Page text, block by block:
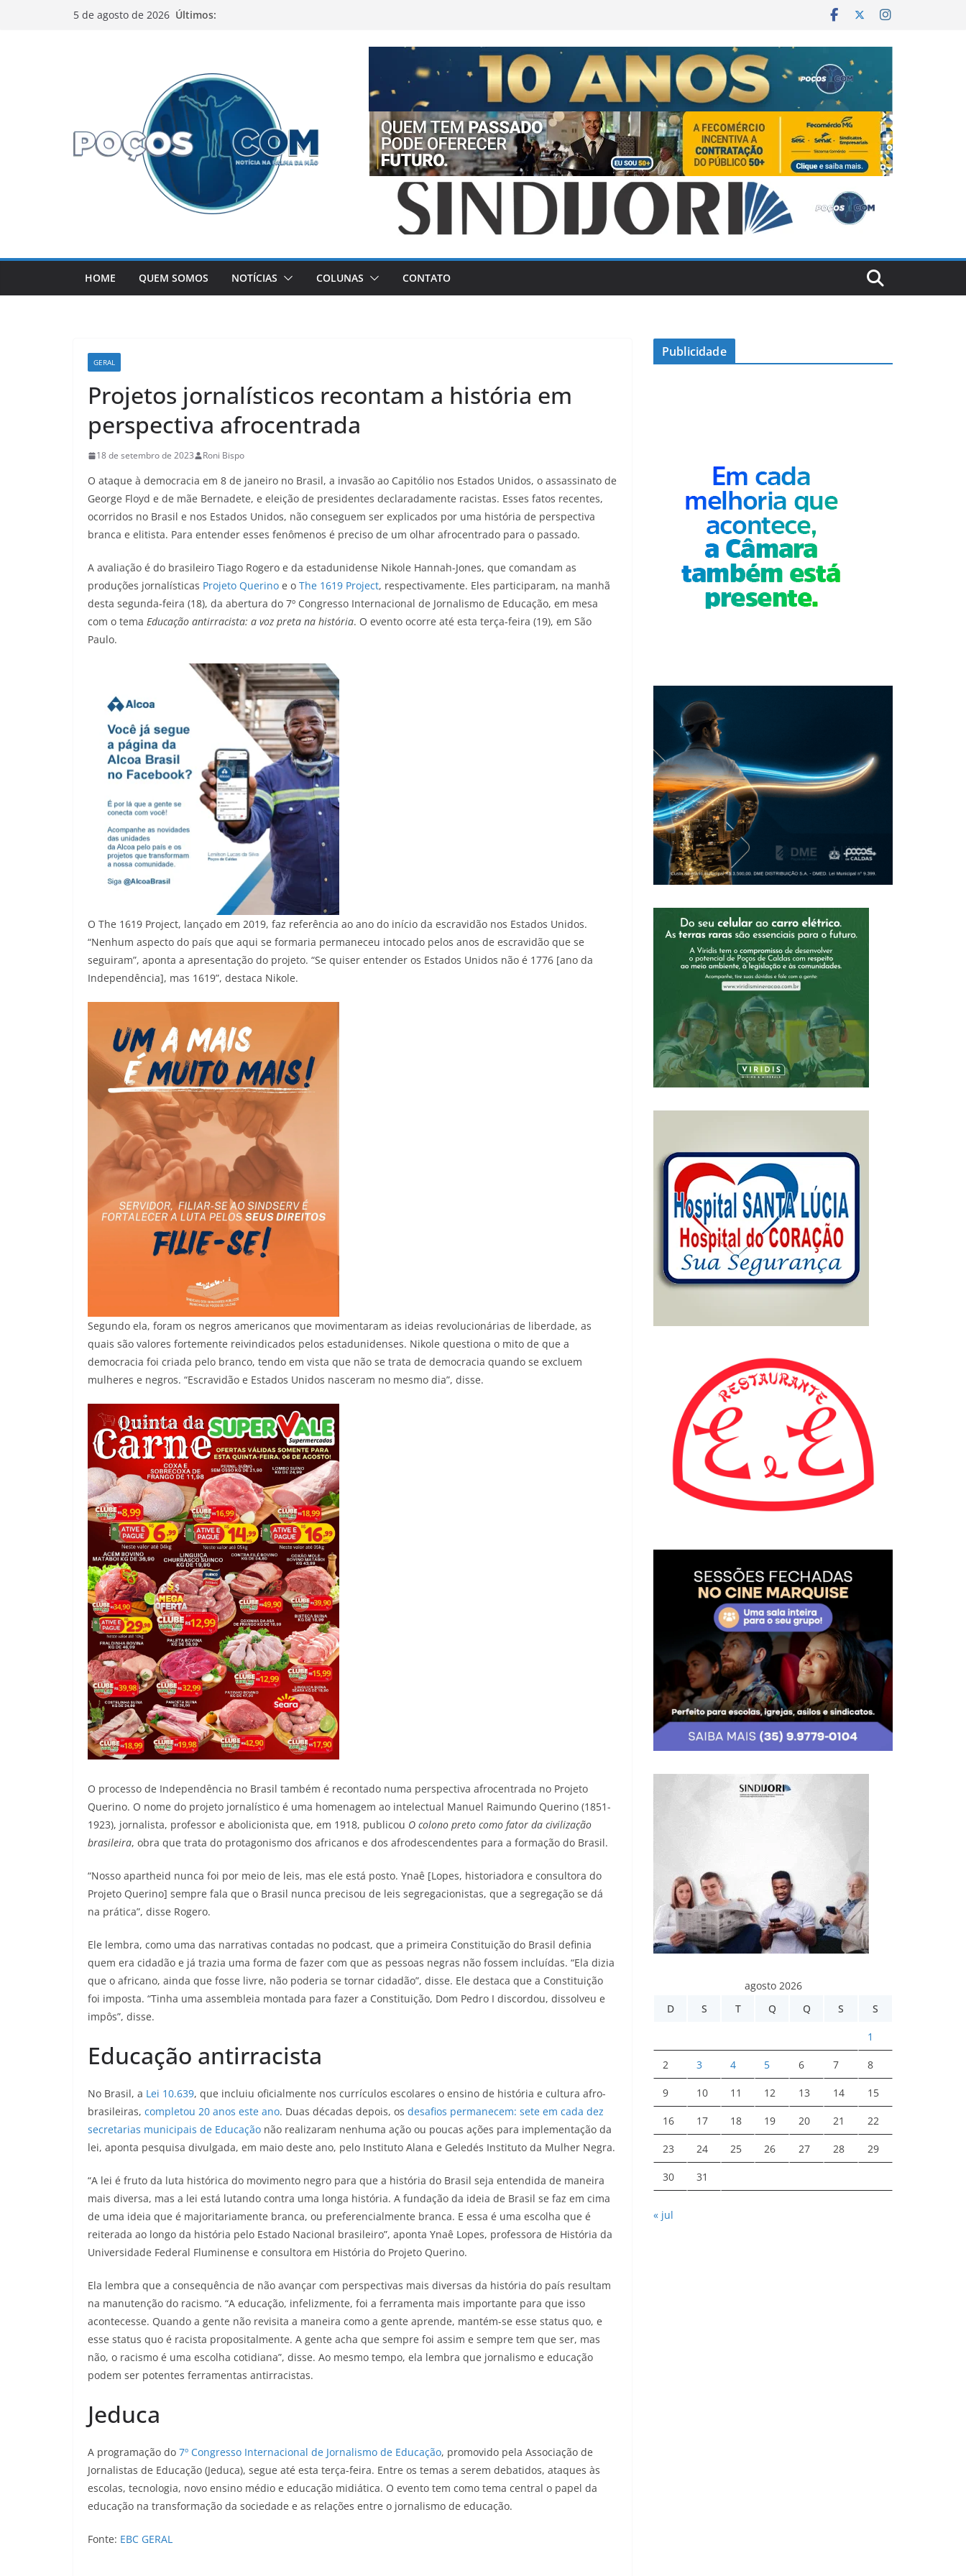
5 de agosto de 2026 Últimos:
HOME QUEM SOMOS NOTÍCIAS COLUNAS CONTATO
GERAL
Projetos jornalísticos recontam a história em
perspectiva afrocentrada
18 de setembro de 2023 Roni Bispo
O ataque à democracia em 8 de janeiro no Brasil, a invasão ao Capitólio nos Estados Unidos, o assassinato de
George Floyd e de mãe Bernadete, e eleição de presidentes declaradamente racistas. Esses fatos recentes,
ocorridos no Brasil e nos Estados Unidos, não conseguem ser explicados por uma história de perspectiva
branca e elitista. Para entender esses fenômenos é preciso de um olhar afrocentrado para o passado.
A avaliação é do brasileiro Tiago Rogero e da estadunidense Nikole Hannah-Jones, que comandam as
produções jornalísticas Projeto Querino e o The 1619 Project, respectivamente. Eles participaram, na manhã
desta segunda-feira (18), da abertura do 7º Congresso Internacional de Jornalismo de Educação, em mesa
com o tema Educação antirracista: a voz preta na história. O evento ocorre até esta terça-feira (19), em São
Paulo.
O The 1619 Project, lançado em 2019, faz referência ao ano do início da escravidão nos Estados Unidos.
“Nenhum aspecto do país que aqui se formaria permaneceu intocado pelos anos de escravidão que se
seguiram”, aponta a apresentação do projeto. “Se quiser entender os Estados Unidos não é 1776 [ano da
Independência], mas 1619”, destaca Nikole.
Segundo ela, foram os negros americanos que movimentaram as ideias revolucionárias de liberdade, as
quais são valores fortemente reivindicados pelos estadunidenses. Nikole questiona o mito de que a
democracia foi criada pelo branco, tendo em vista que não se trata de democracia quando se excluem
mulheres e negros. “Escravidão e Estados Unidos nasceram no mesmo dia”, disse.
O processo de Independência no Brasil também é recontado numa perspectiva afrocentrada no Projeto
Querino. O nome do projeto jornalístico é uma homenagem ao intelectual Manuel Raimundo Querino (1851-
1923), jornalista, professor e abolicionista que, em 1918, publicou O colono preto como fator da civilização
brasileira, obra que trata do protagonismo dos africanos e dos afrodescendentes para a formação do Brasil.
“Nosso apartheid nunca foi por meio de leis, mas ele está posto. Ynaê [Lopes, historiadora e consultora do
Projeto Querino] sempre fala que o Brasil nunca precisou de leis segregacionistas, que a segregação se dá
na prática”, disse Rogero.
Ele lembra, como uma das narrativas contadas no podcast, que a primeira Constituição do Brasil definia
quem era cidadão e já trazia uma forma de fazer com que as pessoas negras não fossem incluídas. “Ela dizia
que o africano, ainda que fosse livre, não poderia se tornar cidadão”, disse. Ele destaca que a Constituição
foi imposta. “Tinha uma assembleia montada para fazer a Constituição, Dom Pedro I discordou, dissolveu e
impôs”, disse.
Educação antirracista
No Brasil, a Lei 10.639, que incluiu oficialmente nos currículos escolares o ensino de história e cultura afro-
brasileiras, completou 20 anos este ano. Duas décadas depois, os desafios permanecem: sete em cada dez
secretarias municipais de Educação não realizaram nenhuma ação ou poucas ações para implementação da
lei, aponta pesquisa divulgada, em maio deste ano, pelo Instituto Alana e Geledés Instituto da Mulher Negra.
“A lei é fruto da luta histórica do movimento negro para que a história do Brasil seja entendida de maneira
mais diversa, mas a lei está lutando contra uma longa história. A fundação da ideia de Brasil se faz em cima
de uma ideia que é majoritariamente branca, ou preferencialmente branca. E essa é uma escolha que é
reiterada ao longo da história pelo Estado Nacional brasileiro”, aponta Ynaê Lopes, professora de História da
Universidade Federal Fluminense e consultora em História do Projeto Querino.
Ela lembra que a consequência de não avançar com perspectivas mais diversas da história do país resultam
na manutenção do racismo. “A educação, infelizmente, foi a ferramenta mais importante para que isso
acontecesse. Quando a gente não revisita a maneira como a gente aprende, mantém-se esse status quo, e
esse status quo é racista propositalmente. A gente acha que sempre foi assim e sempre tem que ser, mas
não, o racismo é uma escolha cotidiana”, disse. Ao mesmo tempo, ela lembra que jornalismo e educação
podem ser potentes ferramentas antirracistas.
Jeduca
A programação do 7º Congresso Internacional de Jornalismo de Educação, promovido pela Associação de
Jornalistas de Educação (Jeduca), segue até esta terça-feira. Entre os temas a serem debatidos, ataques às
escolas, tecnologia, novo ensino médio e educação midiática. O evento tem como tema central o papel da
educação na transformação da sociedade e as relações entre o jornalismo de educação.
Fonte: EBC GERAL
Publicidade
agosto 2026
D
S T Q Q S S
1
2 3 4 5 6 7 8
9 10 11 12 13 14 15
16 17 18 19 20 21 22
23 24 25 26 27 28 29
30 31
« jul